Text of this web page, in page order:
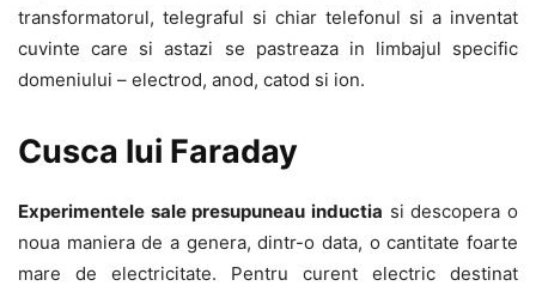
transformatorul, telegraful si chiar telefonul si a inventat
cuvinte care si astazi se pastreaza in limbajul specific
domeniului – electrod, anod, catod si ion.
Cusca lui Faraday
Experimentele sale presupuneau inductia si descopera o
noua maniera de a genera, dintr-o data, o cantitate foarte
mare de electricitate. Pentru curent electric destinat